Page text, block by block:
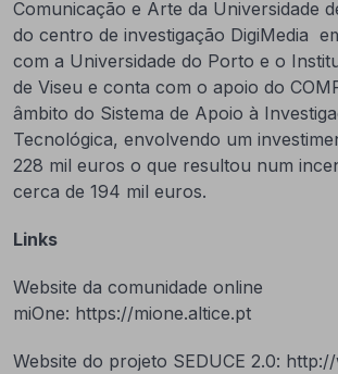
Comunicação e Arte da Universidade
do centro de investigação DigiMedia
com a Universidade do Porto e o
de Viseu e conta com o apoio do
âmbito do Sistema de Apoio à
Tecnológica, envolvendo um
228 mil euros o que resultou num
cerca de 194 mil euros.
Links
Website da comunidade online
miOne: https://mione.altice.pt
Website do projeto SEDUCE 2.0: